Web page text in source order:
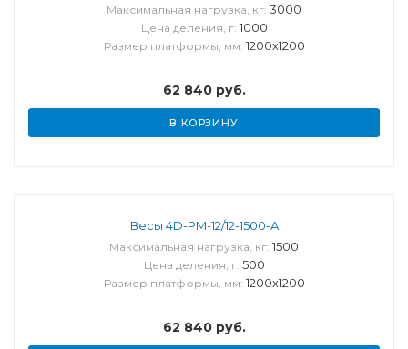
Максимальная нагрузка, кг: 3000
Цена деления, г: 1000
Размер платформы, мм: 1200х1200
62 840руб.
В КОРЗИНУ
Весы 4D-PM-12/12-1500-A
Максимальная нагрузка, кг: 1500
Цена деления, г: 500
Размер платформы, мм: 1200х1200
62 840руб.